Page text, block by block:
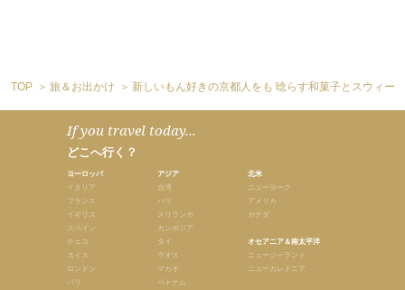
TOP 旅＆お出かけ 新しいもん好きの京都人をも 唸らす和菓子とスウィー
If you travel today...
どこへ行く？
ヨーロッパ
イタリア
フランス
イギリス
スペイン
チェコ
スイス
ロンドン
パリ
アジア
台湾
バリ
スリランカ
カンボジア
タイ
ラオス
マカオ
ベトナム
北米
ニューヨーク
アメリカ
カナダ
オセアニア＆南太平洋
ニュージーランド
ニューカレドニア